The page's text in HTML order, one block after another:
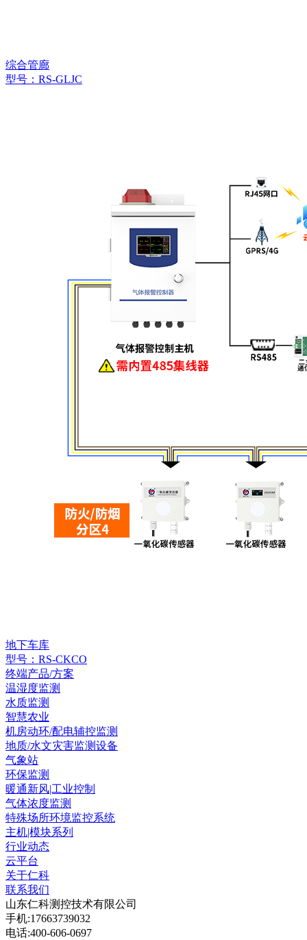
综合管廊
型号：RS-GLJC
地下车库
型号：RS-CKCO
终端产品/方案
温湿度监测
水质监测
智慧农业
机房动环/配电辅控监测
地质/水文灾害监测设备
气象站
环保监测
暖通新风|工业控制
气体浓度监测
特殊场所环境监控系统
主机|模块系列
行业动态
云平台
关于仁科
联系我们
山东仁科测控技术有限公司
手机:17663739032
电话:400-606-0697